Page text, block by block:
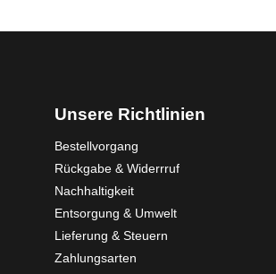
Unsere Richtlinien
Bestellvorgang
Rückgabe & Widerrruf
Nachhaltigkeit
Entsorgung & Umwelt
Lieferung & Steuern
Zahlungsarten